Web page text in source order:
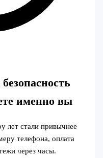
именно вы
лет стали привычнее
телефона, оплата
через часы.